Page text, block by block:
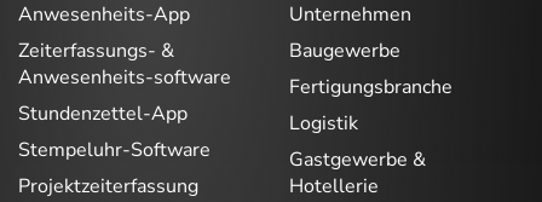
Anwesenheits-App
Zeiterfassungs- &
Anwesenheits-software
Stundenzettel-App
Stempeluhr-Software
Projektzeiterfassung
Unternehmen
Baugewerbe
Fertigungsbranche
Logistik
Gastgewerbe &
Hotellerie